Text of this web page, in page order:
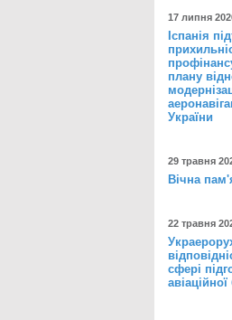
17 липня
Іспанія
плану
України
29 травня
Вічна
22 травня
сфері